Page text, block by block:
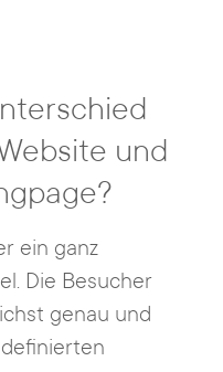
und
ein ganz
Die Besucher
genau und